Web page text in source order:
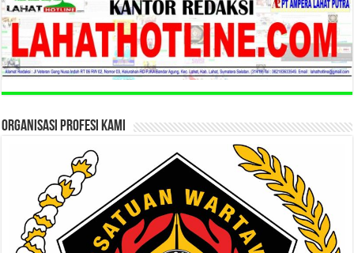
ORGANISASI PROFESI KAMI